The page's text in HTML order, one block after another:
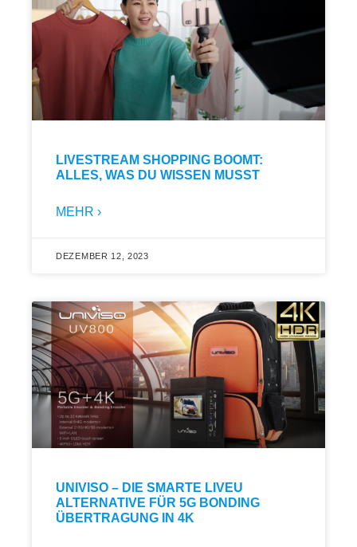
LIVESTREAM SHOPPING BOOMT:
ALLES, WAS DU WISSEN MUSST
MEHR ›
DEZEMBER 12, 2023
UNIVISO – DIE SMARTE LIVEU
ALTERNATIVE FÜR 5G BONDING
ÜBERTRAGUNG IN 4K